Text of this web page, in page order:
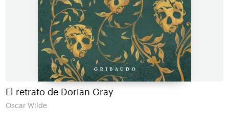
El retrato de Dorian Gray
Oscar Wilde